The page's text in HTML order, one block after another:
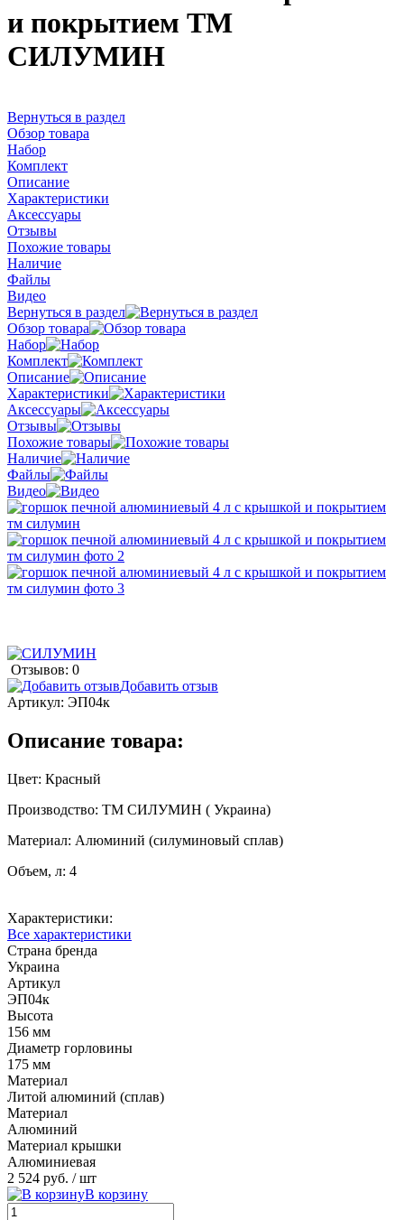
и покрытием ТМ
СИЛУМИН
Вернуться в раздел
Обзор товара
Набор
Комплект
Описание
Характеристики
Аксессуары
Отзывы
Похожие товары
Наличие
Файлы
Видео
Вернуться в раздел
Обзор товара
Набор
Комплект
Описание
Характеристики
Аксессуары
Отзывы
Похожие товары
Наличие
Файлы
Видео
Отзывов: 0
Добавить отзыв
Артикул: ЭП04к
Описание товара:
Цвет: Красный
Производство: ТМ СИЛУМИН ( Украина)
Материал: Алюминий (силуминовый сплав)
Объем, л: 4
Характеристики:
Все характеристики
Страна бренда
Украина
Артикул
ЭП04к
Высота
156 мм
Диаметр горловины
175 мм
Материал
Литой алюминий (сплав)
Материал
Алюминий
Материал крышки
Алюминиевая
2 524 руб. / шт
В корзину